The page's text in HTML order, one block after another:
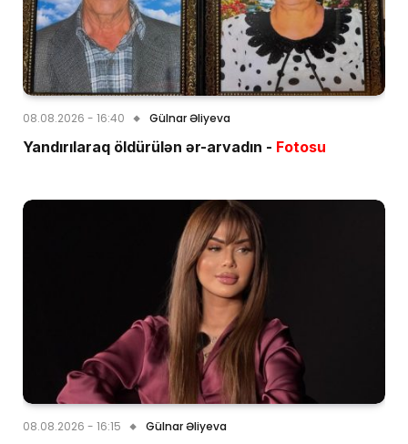
08.08.2026 - 16:40 Gülnar Əliyeva
Yandırılaraq öldürülən ər-arvadın - Fotosu
08.08.2026 - 16:15 Gülnar Əliyeva